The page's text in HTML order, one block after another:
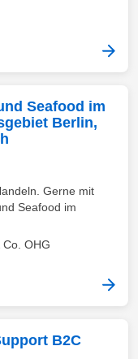
Seafood im
Berlin,
Gerne mit
Seafood im
OHG
B2C